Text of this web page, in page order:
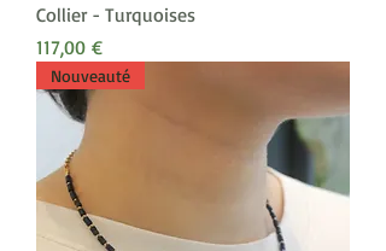
Collier - Turquoises
Prix
117,00 €
Nouveauté